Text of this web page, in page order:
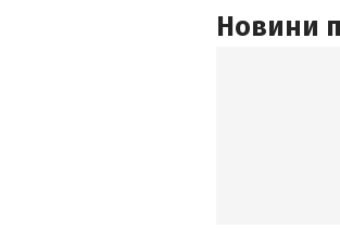
Новини